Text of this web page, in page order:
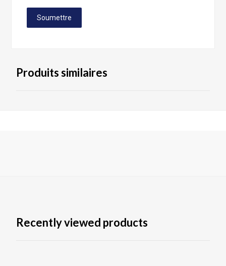
Produits similaires
Recently viewed products